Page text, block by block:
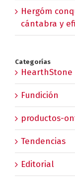
Hergóm
cántabra y
Categorías
HearthStone
Fundición
productos-
Tendencias
Editorial